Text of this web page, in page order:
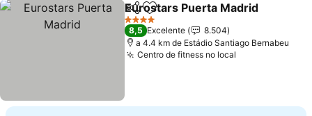
PartilharAdicionar aos favoritos
Eurostars Puerta Madrid
4 Estrelas
8,5 Excelente
8.504
a 4.4 km de Estádio Santiago Bernabeu
Centro de fitness no local